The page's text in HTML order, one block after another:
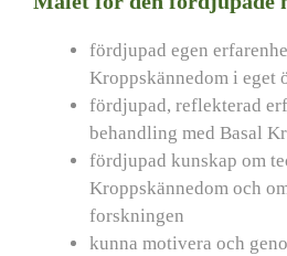
fördjupad egen
Kroppskännedom i eget
fördjupad, reflekterad
behandling med Basal
fördjupad kunskap om
Kroppskännedom och
forskningen
kunna motivera och